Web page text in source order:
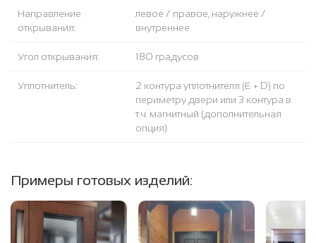
Направление
открывания:
левое / правое, наружнее /
внутреннее
Угол открывания: 180 градусов
Уплотнитель:
2 контура уплотнителя (Е + D) по
периметру двери или 3 контура в
т.ч. магнитный (дополнительная
опция)
Примеры готовых изделий: